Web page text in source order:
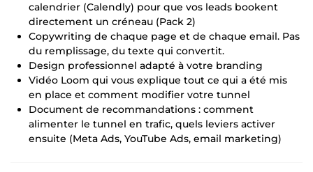
calendrier (Calendly) pour que vos leads bookent
directement un créneau (Pack 2)
Copywriting de chaque page et de chaque email. Pas
du remplissage, du texte qui convertit.
Design professionnel adapté à votre branding
Vidéo Loom qui vous explique tout ce qui a été mis
en place et comment modifier votre tunnel
Document de recommandations : comment
alimenter le tunnel en trafic, quels leviers activer
ensuite (Meta Ads, YouTube Ads, email marketing)